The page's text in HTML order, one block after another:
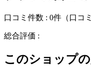
口コミ件数 : 0件 （口コ
総合評価 :
このショップ